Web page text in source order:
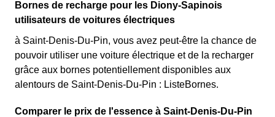
Bornes de recharge pour les Diony-Sapinois
utilisateurs de voitures électriques
à Saint-Denis-Du-Pin, vous avez peut-être la chance de
pouvoir utiliser une voiture électrique et de la recharger
grâce aux bornes potentiellement disponibles aux
alentours de Saint-Denis-Du-Pin : ListeBornes.
Comparer le prix de l'essence à Saint-Denis-Du-Pin